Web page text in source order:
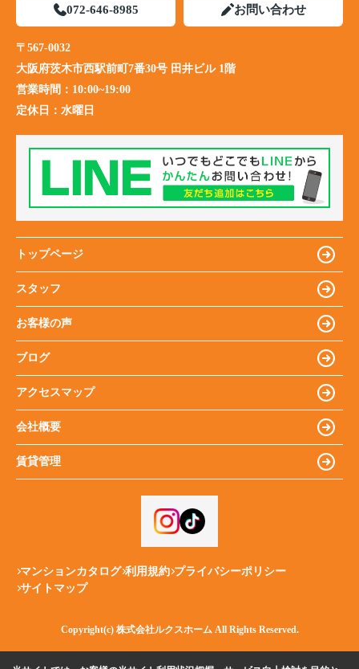
072-646-8985 お問い合わせ
〒567-0032
大阪府茨木市西駅前町7番30号 田井ビル 1階
営業時間： 10:00~19:00
定休日： 水曜日
トップページ
スタッフ
お客様の声
ブログ
アクセスマップ
会社概要
賃貸管理
マンションカタログ 利用規約 プライバシーポリシー
サイトマップ
Copyright(c) 株式会社ルクスホーム All Rights Reserved.